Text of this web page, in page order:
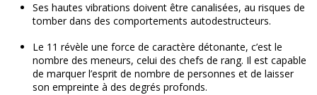
Ses hautes vibrations doivent être canalisées, au risques de
tomber dans des comportements autodestructeurs.
Le 11 révèle une force de caractère détonante, c’est le
nombre des meneurs, celui des chefs de rang. Il est capable
de marquer l’esprit de nombre de personnes et de laisser
son empreinte à des degrés profonds.